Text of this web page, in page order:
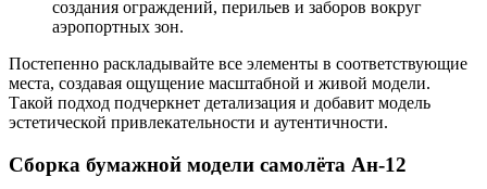
создания ограждений, перильев и заборов вокруг
аэропортных зон.
Постепенно раскладывайте все элементы в соответствующие
места, создавая ощущение масштабной и живой модели.
Такой подход подчеркнет детализация и добавит модель
эстетической привлекательности и аутентичности.
Сборка бумажной модели самолёта Ан-12